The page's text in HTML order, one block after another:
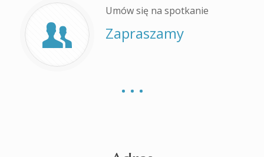
Umów się na spotkanie
Zapraszamy